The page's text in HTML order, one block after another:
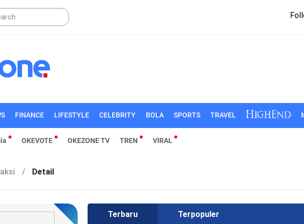
FINANCE LIFESTYLE CELEBRITY BOLA SPORTS TRAVEL
OKEVOTE OKEZONE TV TREN VIRAL
/ Detail
Terbaru Terpopuler